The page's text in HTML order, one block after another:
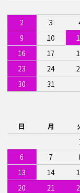
2
3
9
10
16
17
23
24
30
31
日
月
6
7
13
14
20
21